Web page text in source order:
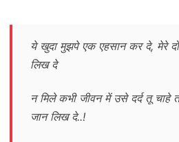
ये खुदा मुझपे एक एहसान कर दे, मेरे
लिख दे
न मिले कभी जीवन में उसे दर्द तू चाहे
जान लिख दे..!